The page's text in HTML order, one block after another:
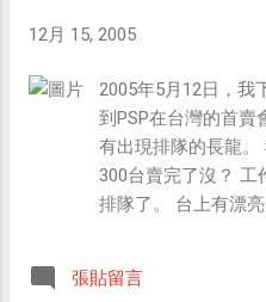
12月 15, 2005
2005年5月12日，我
到PSP在台灣的首賣
有出現排隊的長龍
300台賣完了沒？ 工
排隊了。 台上有漂
5/12台灣區首賣，前
張貼留言